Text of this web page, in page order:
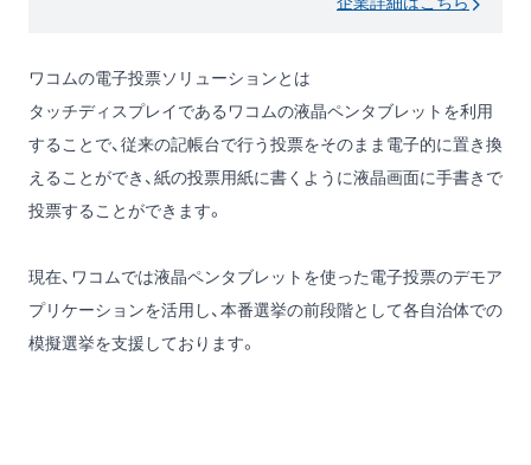
ワコムの電子投票ソリューションとは
タッチディスプレイであるワコムの液晶ペンタブレットを利用
することで、従来の記帳台で行う投票をそのまま電子的に置き換
えることができ、紙の投票用紙に書くように液晶画面に手書きで
投票することができます。
現在、ワコムでは液晶ペンタブレットを使った電子投票のデモア
プリケーションを活用し、本番選挙の前段階として各自治体での
模擬選挙を支援しております。